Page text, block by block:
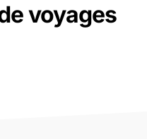
voyages